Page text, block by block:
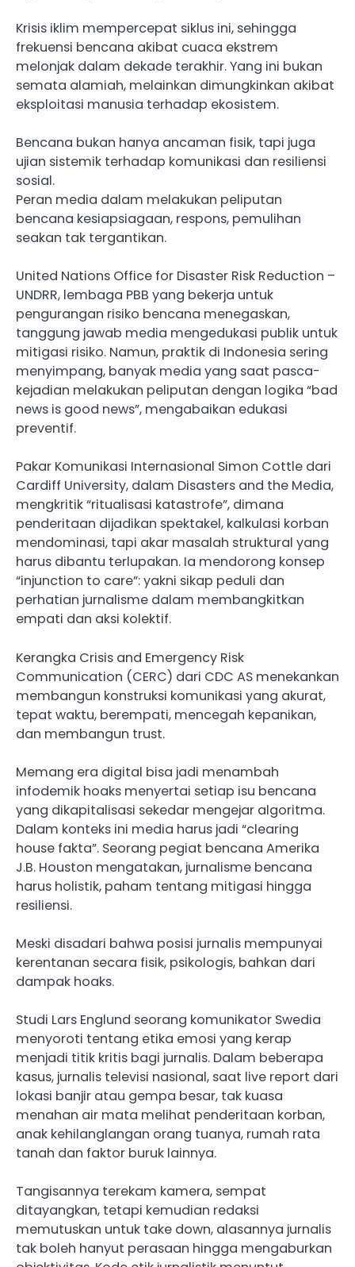
Krisis iklim mempercepat siklus ini, sehingga
frekuensi bencana akibat cuaca ekstrem
melonjak dalam dekade terakhir. Yang ini bukan
semata alamiah, melainkan dimungkinkan akibat
eksploitasi manusia terhadap ekosistem.
Bencana bukan hanya ancaman fisik, tapi juga
ujian sistemik terhadap komunikasi dan resiliensi
sosial.
Peran media dalam melakukan peliputan
bencana kesiapsiagaan, respons, pemulihan
seakan tak tergantikan.
United Nations Office for Disaster Risk Reduction –
UNDRR, lembaga PBB yang bekerja untuk
pengurangan risiko bencana menegaskan,
tanggung jawab media mengedukasi publik untuk
mitigasi risiko. Namun, praktik di Indonesia sering
menyimpang, banyak media yang saat pasca-
kejadian melakukan peliputan dengan logika “bad
news is good news”, mengabaikan edukasi
preventif.
Pakar Komunikasi Internasional Simon Cottle dari
Cardiff University, dalam Disasters and the Media,
mengkritik “ritualisasi katastrofe”, dimana
penderitaan dijadikan spektakel, kalkulasi korban
mendominasi, tapi akar masalah struktural yang
harus dibantu terlupakan. Ia mendorong konsep
“injunction to care”: yakni sikap peduli dan
perhatian jurnalisme dalam membangkitkan
empati dan aksi kolektif.
Kerangka Crisis and Emergency Risk
Communication (CERC) dari CDC AS menekankan
membangun konstruksi komunikasi yang akurat,
tepat waktu, berempati, mencegah kepanikan,
dan membangun trust.
Memang era digital bisa jadi menambah
infodemik hoaks menyertai setiap isu bencana
yang dikapitalisasi sekedar mengejar algoritma.
Dalam konteks ini media harus jadi “clearing
house fakta”. Seorang pegiat bencana Amerika
J.B. Houston mengatakan, jurnalisme bencana
harus holistik, paham tentang mitigasi hingga
resiliensi.
Meski disadari bahwa posisi jurnalis mempunyai
kerentanan secara fisik, psikologis, bahkan dari
dampak hoaks.
Studi Lars Englund seorang komunikator Swedia
menyoroti tentang etika emosi yang kerap
menjadi titik kritis bagi jurnalis. Dalam beberapa
kasus, jurnalis televisi nasional, saat live report dari
lokasi banjir atau gempa besar, tak kuasa
menahan air mata melihat penderitaan korban,
anak kehilanglangan orang tuanya, rumah rata
tanah dan faktor buruk lainnya.
Tangisannya terekam kamera, sempat
ditayangkan, tetapi kemudian redaksi
memutuskan untuk take down, alasannya jurnalis
tak boleh hanyut perasaan hingga mengaburkan